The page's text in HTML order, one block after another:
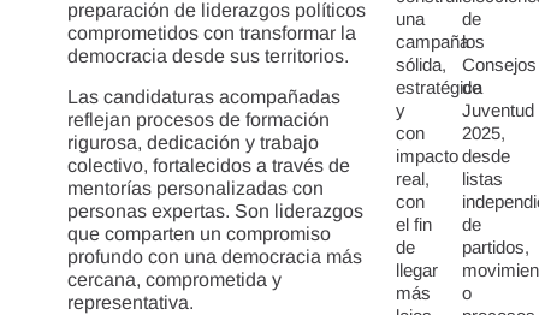
preparación de liderazgos políticos
comprometidos con transformar la
democracia desde sus territorios.
Las candidaturas acompañadas
reflejan procesos de formación
rigurosa, dedicación y trabajo
colectivo, fortalecidos a través de
mentorías personalizadas con
personas expertas. Son liderazgos
que comparten un compromiso
profundo con una democracia más
cercana, comprometida y
representativa.
una
campaña
sólida,
estratégica
y
con
impacto
real,
con
el fin
de
llegar
más
de
los
Consejos
de
Juventud
2025,
desde
listas
de
partidos,
o